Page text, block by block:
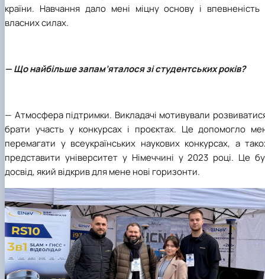
країни. Навчання дало мені міцну основу і впевненість
власних силах.
— Що найбільше запам’яталося зі студентських років?
— Атмосфера підтримки. Викладачі мотивували
брати участь у конкурсах і проєктах. Це допомогло
перемагати у всеукраїнських наукових конкурсах, а
представити університет у Німеччині у 2023 році. Це
досвід, який відкрив для мене нові горизонти.